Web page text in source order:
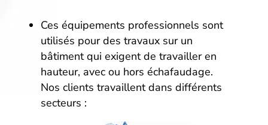
Ces équipements professionnels sont
utilisés pour des travaux sur un
bâtiment qui exigent de travailler en
hauteur, avec ou hors échafaudage.
Nos clients travaillent dans différents
secteurs :